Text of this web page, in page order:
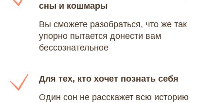
сны и кошмары
Вы сможете разобраться, что же так
упорно пытается донести вам
бессознательное
Для тех, кто хочет познать себя
Один сон не расскажет всю историю